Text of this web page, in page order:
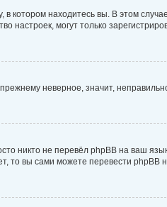
котором находитесь вы. В этом
настроек, могут только
неверное, значит,
никто не перевёл phpBB на ваш
то вы сами можете перевести